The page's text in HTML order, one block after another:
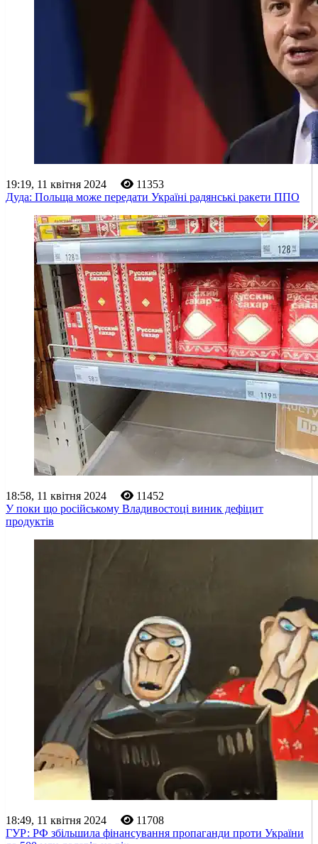
19:19, 11 квітня 2024
11353
Дуда: Польща може передати Україні радянські ракети ППО
18:58, 11 квітня 2024
11452
У поки що російському Владивостоці виник дефіцит
продуктів
18:49, 11 квітня 2024
11708
ГУР: РФ збільшила фінансування пропаганди проти України